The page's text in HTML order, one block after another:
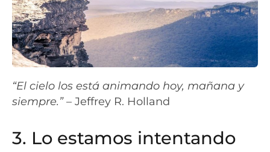
“El cielo los está animando hoy, mañana y
siempre.”– Jeffrey R. Holland
3. Lo estamos intentando